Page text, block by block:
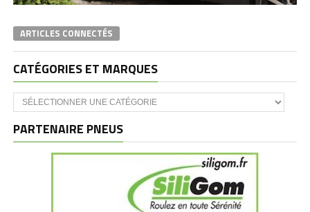
ARTICLES CONNECTÉS
CATÉGORIES ET MARQUES
Catégories
et
PARTENAIRE PNEUS